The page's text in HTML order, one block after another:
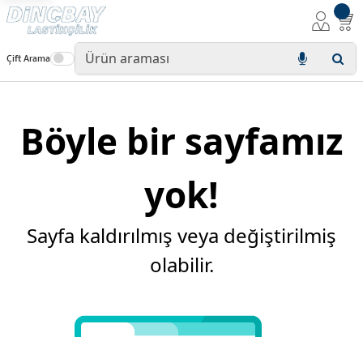
Çift Arama
Böyle bir sayfamız
yok!
Sayfa kaldırılmış veya değiştirilmiş
olabilir.